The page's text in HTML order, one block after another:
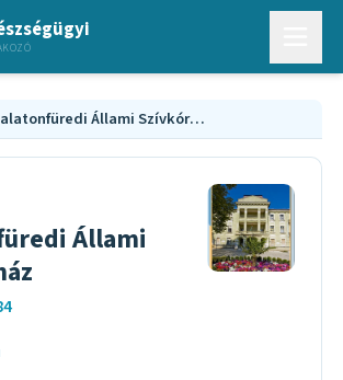
Balatonfüredi Állami Szívkórház
Állami